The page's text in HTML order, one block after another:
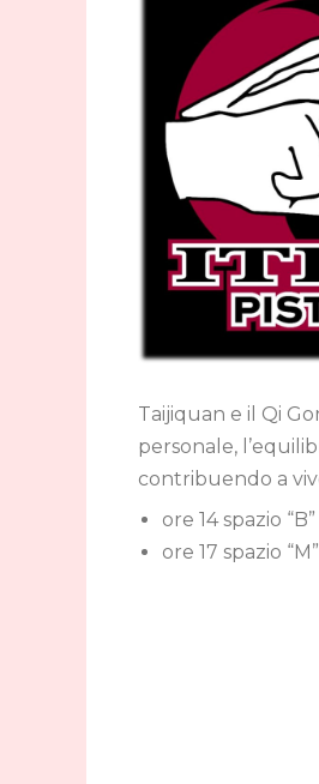
Taijiquan e il Qi
personale,
contribuendo a
ore 14 spazio “B”
ore 17 spazio “M”